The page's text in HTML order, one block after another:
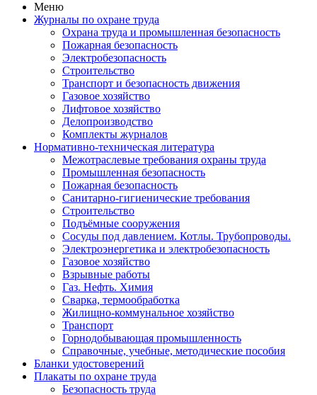
Меню
Журналы по охране труда
Охрана труда и промышленная безопасность
Пожарная безопасность
Электробезопасность
Строительство
Транспорт и безопасность движения
Газовое хозяйство
Лифтовое хозяйство
Делопроизводство
Комплекты журналов
Нормативно-техническая литература
Межотраслевые требования охраны труда
Промышленная безопасность
Пожарная безопасность
Санитарно-гигиенические требования
Строительство
Подъёмные сооружения
Сосуды под давлением. Котлы. Трубопроводы.
Электроэнергетика и электробезопасность
Газовое хозяйство
Взрывные работы
Газ. Нефть. Химия
Сварка, термообработка
Жилищно-коммунальное хозяйство
Транспорт
Горнодобывающая промышленность
Справочные, учебные, методические пособия
Бланки удостоверений
Плакаты по охране труда
Безопасность труда